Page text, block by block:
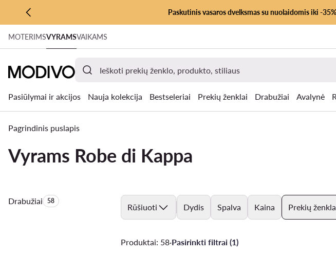
PEREITI PRIE PAGRINDINIO TURINIO
PEREITI Į PAIEŠKĄ
Paskutinis vasaros dvelksmas su nuolaidomis iki -
MOTERIMSVYRAMSVAIKAMS
Pasiūlymai ir akcijos Nauja kolekcija Bestseleriai Prekių ženklai Drabužiai Avalynė
Pagrindinis puslapis
Vyrams Robe di Kappa
DrabužiaiProduktų skaičius:
58
Rūšiuoti Dydis Spalva Kaina Prekių
Produktai: 58·Pasirinkti filtrai (1)